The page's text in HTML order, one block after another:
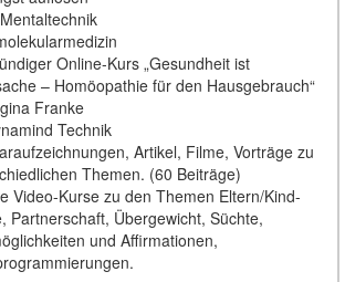
Online-Kurs „Gesundheit ist
– Homöopathie für den Hausgebrauch“
Franke
Technik
Artikel, Filme, Vorträge zu
Themen. (60 Beiträge)
Video-Kurse zu den Themen Eltern/Kind-
Partnerschaft, Übergewicht, Süchte,
und Affirmationen,